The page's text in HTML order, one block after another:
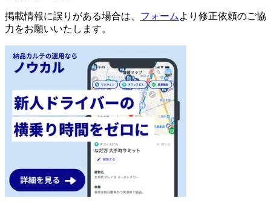
掲載情報に誤りがある場合は、 フォーム より修正依頼のご協
力をお願いいたします。